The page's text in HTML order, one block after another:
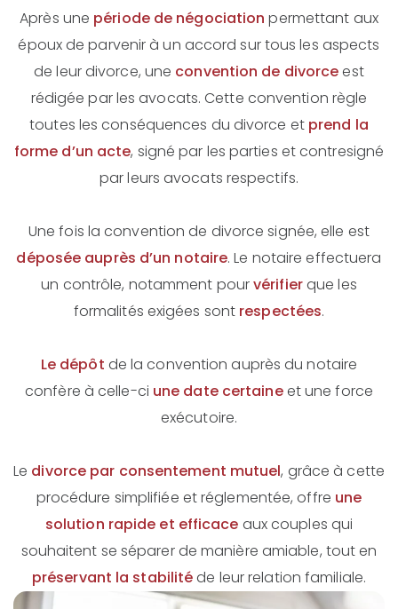
Après une période de négociation permettant aux
époux de parvenir à un accord sur tous les aspects
de leur divorce, une convention de divorceest
rédigée par les avocats. Cette convention règle
toutes les conséquences du divorce et prend la
forme d’un acte, signé par les parties et contresigné
par leurs avocats respectifs.
Une fois la convention de divorce signée, elle est
déposée auprès d’un notaire. Le notaire effectuera
un contrôle, notamment pourvérifierque les
formalités exigées sont respectées.
Le dépôt de la convention auprès du notaire
confère à celle-ci une date certaineet une force
exécutoire.
Le divorce par consentement mutuel, grâce à cette
procédure simplifiée et réglementée, offre une
solution rapide et efficace aux couples qui
souhaitent se séparer de manière amiable, tout en
préservant la stabilitéde leur relation familiale.